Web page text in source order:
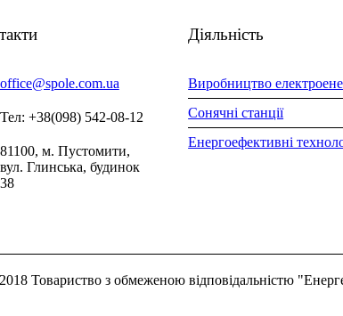
office@spole.com.ua
Тел: +38(098) 542-08-12
81100, м. Пустомити,
вул. Глинська, будинок
38
Діяльність
Виробництво
Сонячні станції
Енергоефективні
Товариство з обмеженою відповідальністю